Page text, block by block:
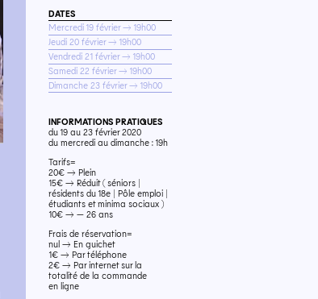
DATES
Mercredi 19 février → 19h00
Jeudi 20 février → 19h00
Vendredi 21 février → 19h00
Samedi 22 février → 19h00
Dimanche 23 février → 19h00
INFORMATIONS PRATIQUES
du 19 au 23 février 2020
du mercredi au dimanche : 19h
Tarifs=
20€ → Plein
15€ → Réduit ( séniors |
résidents du 18e | Pôle emploi |
étudiants et minima sociaux )
10€ → — 26 ans
Frais de réservation=
nul → En guichet
1€ → Par téléphone
2€ → Par internet sur la
totalité de la commande
en ligne